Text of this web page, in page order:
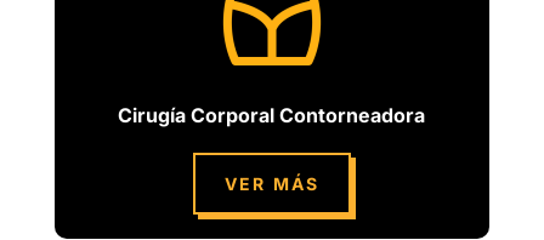
Cirugía Corporal Contorneadora
VER MÁS